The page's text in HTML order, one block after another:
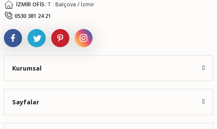
İZMİR OFİS: T : Balçova / İzmir
0530 381 24 21
Kurumsal
Sayfalar